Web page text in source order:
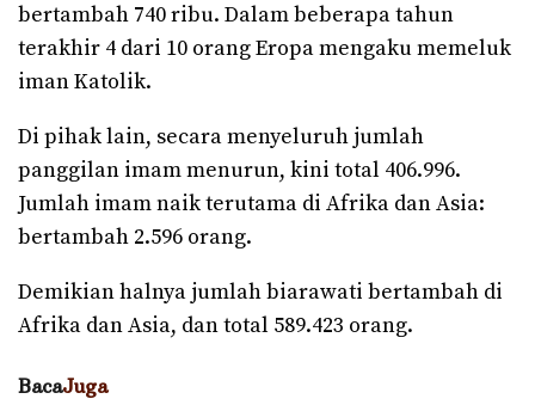
bertambah 740 ribu. Dalam beberapa tahun
terakhir 4 dari 10 orang Eropa mengaku memeluk
iman Katolik.
Di pihak lain, secara menyeluruh jumlah
panggilan imam menurun, kini total 406.996.
Jumlah imam naik terutama di Afrika dan Asia:
bertambah 2.596 orang.
Demikian halnya jumlah biarawati bertambah di
Afrika dan Asia, dan total 589.423 orang.
BacaJuga